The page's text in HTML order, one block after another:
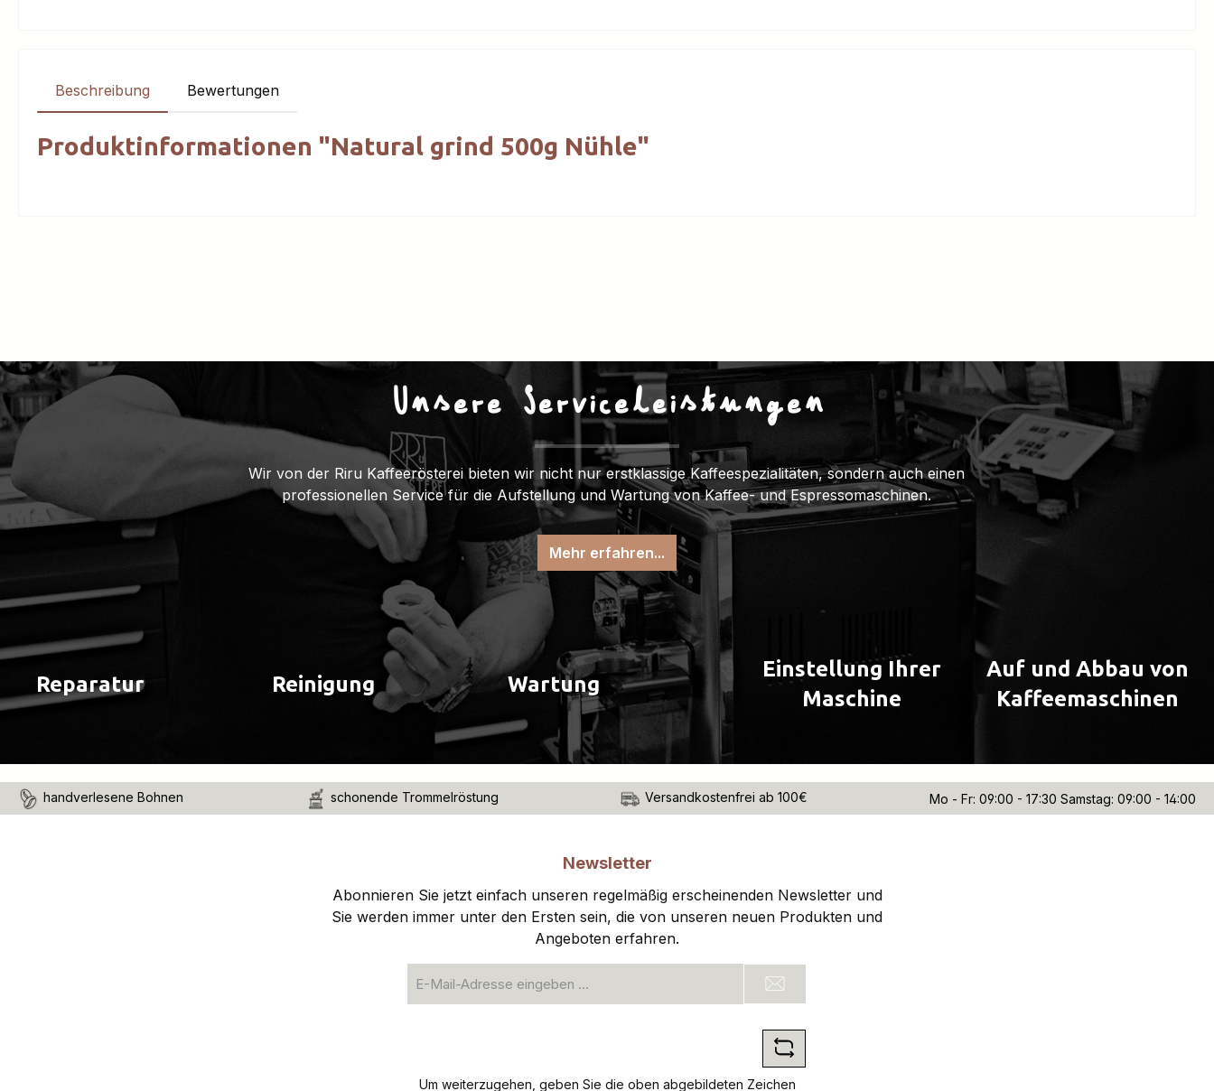
Beschreibung Bewertungen
Produktinformationen "Natural grind 500g Nühle"
Unsere Serviceleistungen
Wir von der Riru Kaffeerösterei bieten wir nicht nur erstklassige Kaffeespezialitäten, sondern auch einen
professionellen Service für die Aufstellung und Wartung von Kaffee- und Espressomaschinen.
Mehr erfahren...
Reparatur Reinigung Wartung
Einstellung Ihrer
Maschine
Auf und Abbau von
Kaffeemaschinen
handverlesene Bohnen schonende Trommelröstung Versandkostenfrei ab 100€ Mo - Fr: 09:00 - 17:30 Samstag: 09:00 - 14:00
Newsletter
Abonnieren Sie jetzt einfach unseren regelmäßig erscheinenden Newsletter und
Sie werden immer unter den Ersten sein, die von unseren neuen Produkten und
Angeboten erfahren.
Mail-
Um weiterzugehen, geben Sie die oben abgebildeten Zeichen